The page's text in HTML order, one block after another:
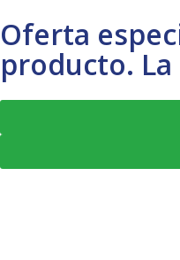
Oferta
producto.